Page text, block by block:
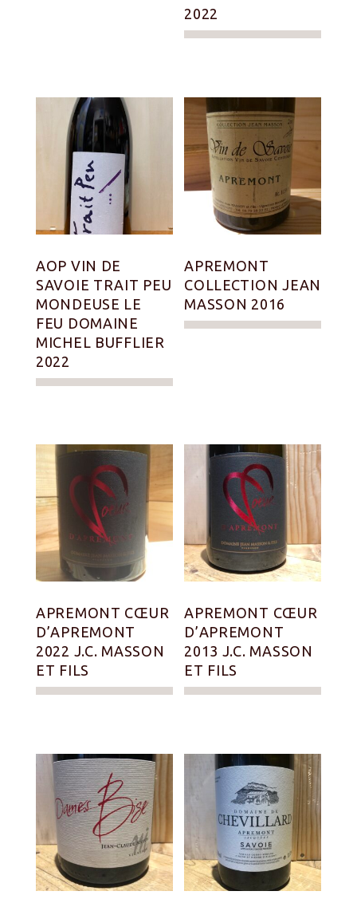
2022
AOP VIN DE
SAVOIE TRAIT PEU
MONDEUSE LE
FEU DOMAINE
MICHEL BUFFLIER
2022
APREMONT
COLLECTION JEAN
MASSON 2016
APREMONT CŒUR
D’APREMONT
2022 J.C. MASSON
ET FILS
APREMONT CŒUR
D’APREMONT
2013 J.C. MASSON
ET FILS